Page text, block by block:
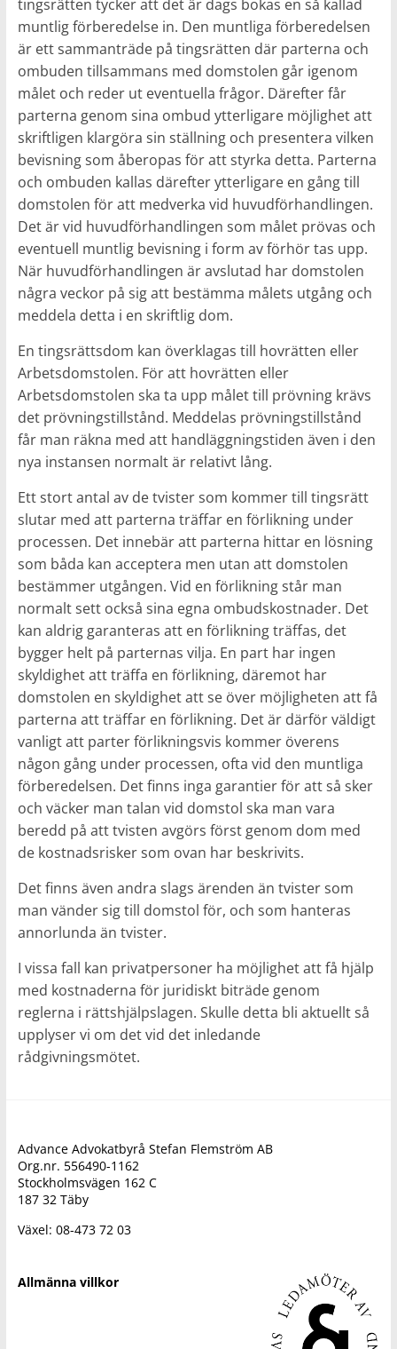
tingsrätten tycker att det är dags bokas en så kallad
muntlig förberedelse in. Den muntliga förberedelsen
är ett sammanträde på tingsrätten där parterna och
ombuden tillsammans med domstolen går igenom
målet och reder ut eventuella frågor. Därefter får
parterna genom sina ombud ytterligare möjlighet att
skriftligen klargöra sin ställning och presentera vilken
bevisning som åberopas för att styrka detta. Parterna
och ombuden kallas därefter ytterligare en gång till
domstolen för att medverka vid huvudförhandlingen.
Det är vid huvudförhandlingen som målet prövas och
eventuell muntlig bevisning i form av förhör tas upp.
När huvudförhandlingen är avslutad har domstolen
några veckor på sig att bestämma målets utgång och
meddela detta i en skriftlig dom.
En tingsrättsdom kan överklagas till hovrätten eller
Arbetsdomstolen. För att hovrätten eller
Arbetsdomstolen ska ta upp målet till prövning krävs
det prövningstillstånd. Meddelas prövningstillstånd
får man räkna med att handläggningstiden även i den
nya instansen normalt är relativt lång.
Ett stort antal av de tvister som kommer till tingsrätt
slutar med att parterna träffar en förlikning under
processen. Det innebär att parterna hittar en lösning
som båda kan acceptera men utan att domstolen
bestämmer utgången. Vid en förlikning står man
normalt sett också sina egna ombudskostnader. Det
kan aldrig garanteras att en förlikning träffas, det
bygger helt på parternas vilja. En part har ingen
skyldighet att träffa en förlikning, däremot har
domstolen en skyldighet att se över möjligheten att få
parterna att träffar en förlikning. Det är därför väldigt
vanligt att parter förlikningsvis kommer överens
någon gång under processen, ofta vid den muntliga
förberedelsen. Det finns inga garantier för att så sker
och väcker man talan vid domstol ska man vara
beredd på att tvisten avgörs först genom dom med
de kostnadsrisker som ovan har beskrivits.
Det finns även andra slags ärenden än tvister som
man vänder sig till domstol för, och som hanteras
annorlunda än tvister.
I vissa fall kan privatpersoner ha möjlighet att få hjälp
med kostnaderna för juridiskt biträde genom
reglerna i rättshjälpslagen. Skulle detta bli aktuellt så
upplyser vi om det vid det inledande
rådgivningsmötet.
Advance Advokatbyrå Stefan Flemström AB
Org.nr. 556490-1162
Stockholmsvägen 162 C
187 32 Täby
Växel: 08-473 72 03
Allmänna villkor